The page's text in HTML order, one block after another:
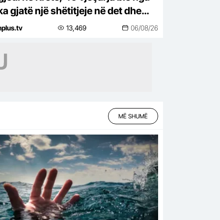
gjatë një shëtitjeje në det dhe
jetën para syve të tre fëmijëve
13,469 06/08/26
MË SHUMË